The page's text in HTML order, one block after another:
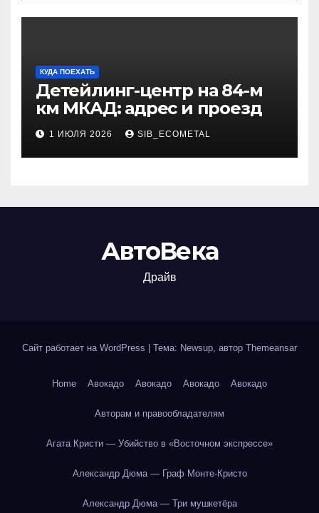
КУДА ПОЕХАТЬ
Детейлинг-центр на 84-м
км МКАД: адрес и проезд
1 ИЮЛЯ 2026 SIB_ECOMETAL
АвтоВека
Драйв
Сайт работает на WordPress Тема: Newsup, автор Themeansar
Home Авокадо Авокадо Авокадо Авокадо
Авторам и правообладателям
Агата Кристи — Убийство в «Восточном экспрессе»
Александр Дюма — Граф Монте-Кристо
Александр Дюма — Три мушкетёра